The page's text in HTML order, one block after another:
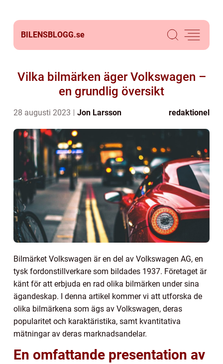
BILENSBLOGG.se
Vilka bilmärken äger Volkswagen –
en grundlig översikt
28 augusti 2023 Jon Larsson redaktionel
Bilmärket Volkswagen är en del av Volkswagen AG, en
tysk fordonstillverkare som bildades 1937. Företaget är
känt för att erbjuda en rad olika bilmärken under sina
ägandeskap. I denna artikel kommer vi att utforska de
olika bilmärkena som ägs av Volkswagen, deras
popularitet och karaktäristika, samt kvantitativa
mätningar av deras marknadsandelar.
En omfattande presentation av